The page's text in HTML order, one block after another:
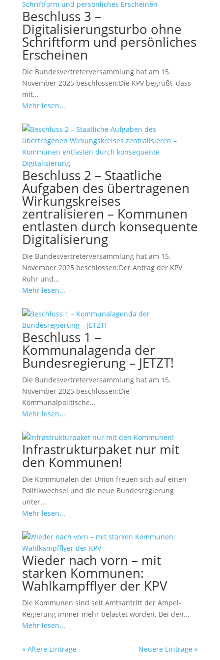
Beschluss 3 –
Digitalisierungsturbo ohne
Schriftform und persönliches
Erscheinen
Die Bundesvertreterversammlung hat am 15.
November 2025 beschlossen:Die KPV begrüßt, dass
mit...
Mehr lesen...
Beschluss 2 – Staatliche
Aufgaben des übertragenen
Wirkungskreises
zentralisieren – Kommunen
entlasten durch konsequente
Digitalisierung
Die Bundesvertreterversammlung hat am 15.
November 2025 beschlossen:Der Antrag der KPV
Ruhr und...
Mehr lesen...
Beschluss 1 –
Kommunalagenda der
Bundesregierung – JETZT!
Die Bundesvertreterversammlung hat am 15.
November 2025 beschlossen:Die
Kommunalpolitische...
Mehr lesen...
Infrastrukturpaket nur mit
den Kommunen!
Die Kommunalen der Union freuen sich auf einen
Politikwechsel und die neue Bundesregierung
unter...
Mehr lesen...
Wieder nach vorn – mit
starken Kommunen:
Wahlkampfflyer der KPV
Die Kommunen sind seit Amtsantritt der Ampel-
Regierung immer mehr belastet worden. Bei den...
Mehr lesen...
« Ältere Einträge Neuere Einträge »